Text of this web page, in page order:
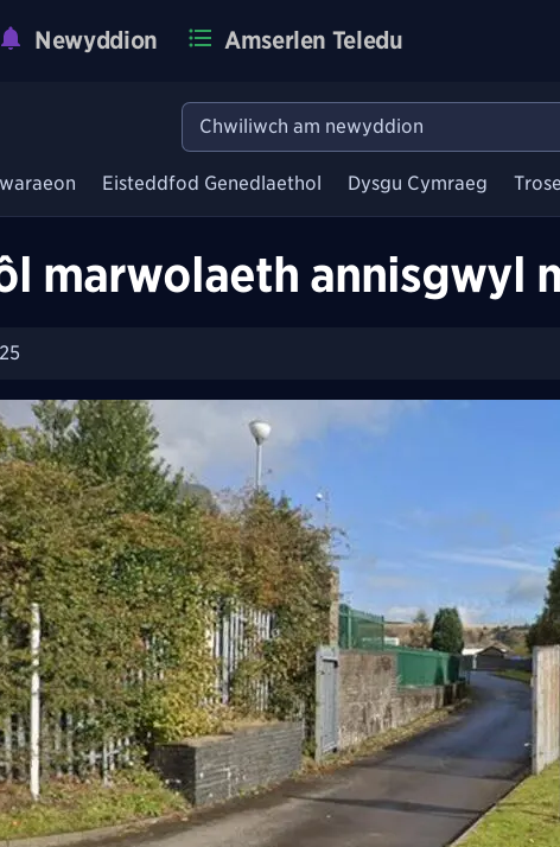
Newyddion Amserlen Teledu
Eisteddfod Genedlaethol Dysgu Cymraeg
marwolaeth annisgwyl